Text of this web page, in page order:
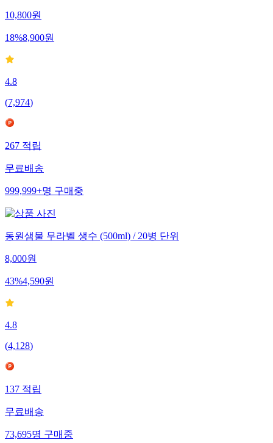
10,800원
18%8,900원
4.8
(7,974)
267적립
무료배송
999,999+명구매중
동원샘물 무라벨 생수 (500ml) / 20병 단위
8,000원
43%4,590원
4.8
(4,128)
137적립
무료배송
73,695명구매중